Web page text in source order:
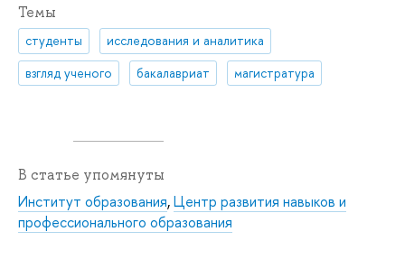
Темы
студенты
исследования и аналитика
взгляд ученого
бакалавриат магистратура
В статье упомянуты
Институт образования,Центр развития навыков и
профессионального образования